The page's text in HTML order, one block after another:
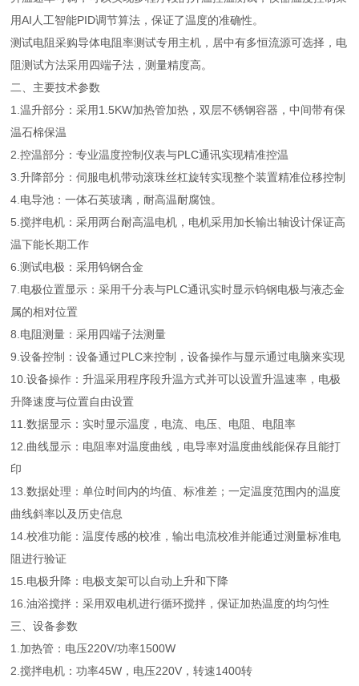
用AI人工智能PID调节算法，保证了温度的准确性。
测试电阻采购导体电阻率测试专用主机，居中有多恒流源可选择，电
阻测试方法采用四端子法，测量精度高。
二、主要技术参数
1.温升部分：采用1.5KW加热管加热，双层不锈钢容器，中间带有保
温石棉保温
2.控温部分：专业温度控制仪表与PLC通讯实现精准控温
3.升降部分：伺服电机带动滚珠丝杠旋转实现整个装置精准位移控制
4.电导池：一体石英玻璃，耐高温耐腐蚀。
5.搅拌电机：采用两台耐高温电机，电机采用加长输出轴设计保证高
温下能长期工作
6.测试电极：采用钨钢合金
7.电极位置显示：采用千分表与PLC通讯实时显示钨钢电极与液态金
属的相对位置
8.电阻测量：采用四端子法测量
9.设备控制：设备通过PLC来控制，设备操作与显示通过电脑来实现
10.设备操作：升温采用程序段升温方式并可以设置升温速率，电极
升降速度与位置自由设置
11.数据显示：实时显示温度，电流、电压、电阻、电阻率
12.曲线显示：电阻率对温度曲线，电导率对温度曲线能保存且能打
印
13.数据处理：单位时间内的均值、标准差；一定温度范围内的温度
曲线斜率以及历史信息
14.校准功能：温度传感的校准，输出电流校准并能通过测量标准电
阻进行验证
15.电极升降：电极支架可以自动上升和下降
16.油浴搅拌：采用双电机进行循环搅拌，保证加热温度的均匀性
三、设备参数
1.加热管：电压220V/功率1500W
2.搅拌电机：功率45W，电压220V，转速1400转